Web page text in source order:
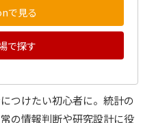
で見る
で探す
つけたい初心者に。統計の
の情報判断や研究設計に役